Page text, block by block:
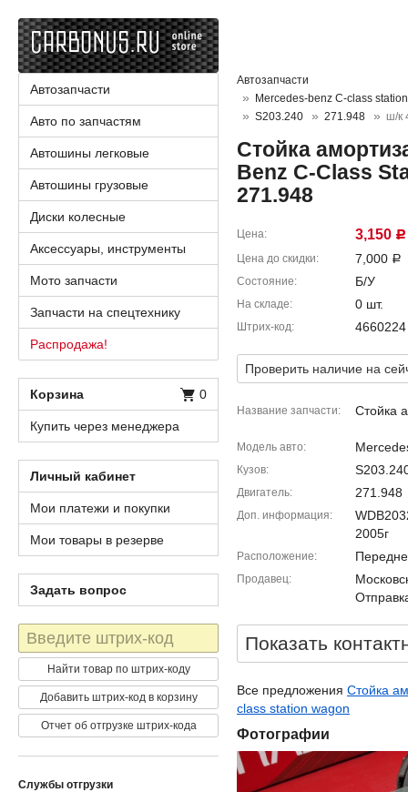
Автозапчасти
Mercedes-benz C-class
S203.240
271.948 ш/к
Стойка
Benz C-Class
271.948
Цена 3,150 Р
Цена до скидки 7,000 Р
Состояние Б/У
На складе 0 шт.
Штрих-код 4660224
Проверить наличие на
Название запчасти Стойка
Модель авто
Кузов
Двигатель 271.948
Доп. информация
2005г
Расположение
Продавец
Показать
Все предложения Стойка
class station wagon
Фотографии
Автозапчасти
Авто по запчастям
Автошины легковые
Автошины грузовые
Диски колесные
Аксессуары, инструменты
Мото запчасти
Запчасти на спецтехнику
Распродажа!
Корзина 0
Купить через менеджера
Личный кабинет
Мои платежи и покупки
Мои товары в резерве
Задать вопрос
Штрих-
код
Найти товар по штрих-коду
Добавить штрих-код в корзину
Отчет об отгрузке штрих-кода
Службы отгрузки